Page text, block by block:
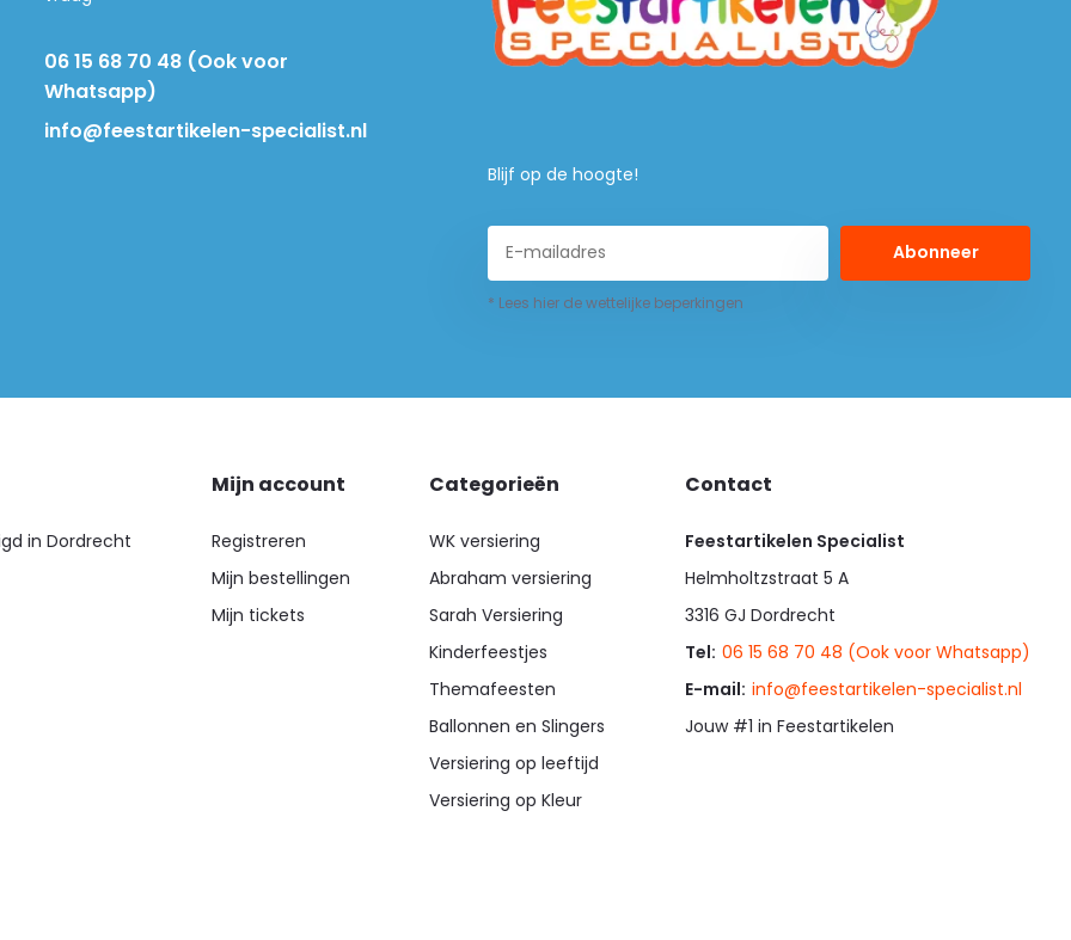
06 15 68 70 48 (Ook voor
Whatsapp)
info@feestartikelen-specialist.nl
Blijf op de hoogte!
Abonneer
* Lees hier de wettelijke beperkingen
in Dordrecht
Mijn account
Registreren
Mijn bestellingen
Mijn tickets
Categorieën
WK versiering
Abraham versiering
Sarah Versiering
Kinderfeestjes
Themafeesten
Ballonnen en Slingers
Versiering op leeftijd
Versiering op Kleur
Contact
Feestartikelen Specialist
Helmholtzstraat 5 A
3316 GJ Dordrecht
Tel: 06 15 68 70 48 (Ook voor Whatsapp)
E-mail: info@feestartikelen-specialist.nl
Jouw #1 in Feestartikelen